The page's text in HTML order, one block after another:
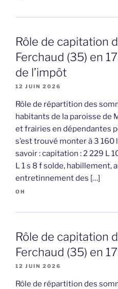
Rôle de capitation
Ferchaud (35) en
de l’impôt
12 JUIN 2026
Rôle de répartition des
habitants de la paroisse de
et frairies en dépendantes
s’est trouvé monter à 3 160
savoir : capitation : 2 229 L
L 1 s 8 f solde, habillement,
entretinnement des […]
OH
Rôle de capitation
Ferchaud (35) en
12 JUIN 2026
Rôle de répartition des